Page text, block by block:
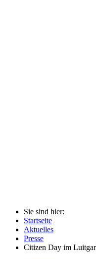
Sie sind hier:
Startseite
Aktuelles
Presse
Citizen Day im